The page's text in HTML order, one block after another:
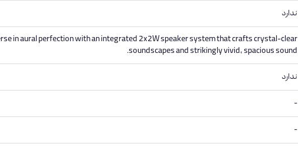
ندارد
in aural perfection with an integrated 2x2W speaker system that crafts crystal-clear
soundscapes and strikingly vivid, spacious sound.
ندارد
-
-